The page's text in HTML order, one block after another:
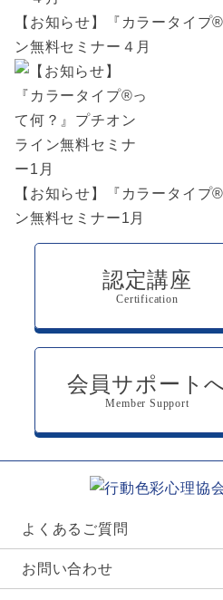
【お知らせ】『カラータイプ
ン無料セミナー４月
【お知らせ】『カラータイプ
ン無料セミナー1月
認定講座
Certification
会員サポート
Member Support
よくあるご質問
お問い合わせ